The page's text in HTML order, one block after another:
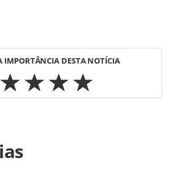
IMPORTÂNCIA DESTA NOTÍCIA
noticia-
11/europa-lanca-acao-para-